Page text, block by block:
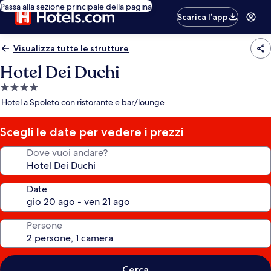
Passa alla sezione principale della pagina
Scarica l’app
Visualizza tutte le strutture
Hotel Dei Duchi
Struttura
a
stelle
Hotel a Spoleto con ristorante e bar/lounge
Scegli le date per vedere i prezzi
Dove vuoi andare?
Date
Persone